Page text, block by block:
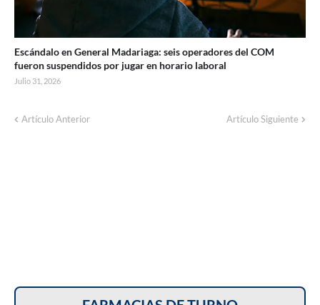
Escándalo en General Madariaga: seis operadores del COM
fueron suspendidos por jugar en horario laboral
Julio 31, 2026
Artículo Anterior Artículo Siguiente